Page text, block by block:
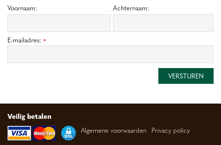
Voornaam: Achternaam:
E-mailadres: *
Veilig betalen
Algemene voorwaarden Privacy policy